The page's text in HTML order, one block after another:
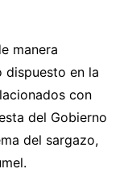
manera
en la
con
del Gobierno
del sargazo,